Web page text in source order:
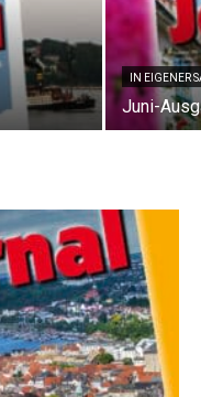
IN EIGENER
Juni-